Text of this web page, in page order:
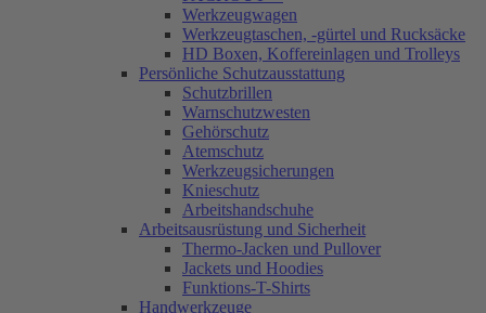
Werkzeugwagen
Werkzeugtaschen, -gürtel und Rucksäcke
HD Boxen, Koffereinlagen und Trolleys
Persönliche Schutzausstattung
Schutzbrillen
Warnschutzwesten
Gehörschutz
Atemschutz
Werkzeugsicherungen
Knieschutz
Arbeitshandschuhe
Arbeitsausrüstung und Sicherheit
Thermo-Jacken und Pullover
Jackets und Hoodies
Funktions-T-Shirts
Handwerkzeuge